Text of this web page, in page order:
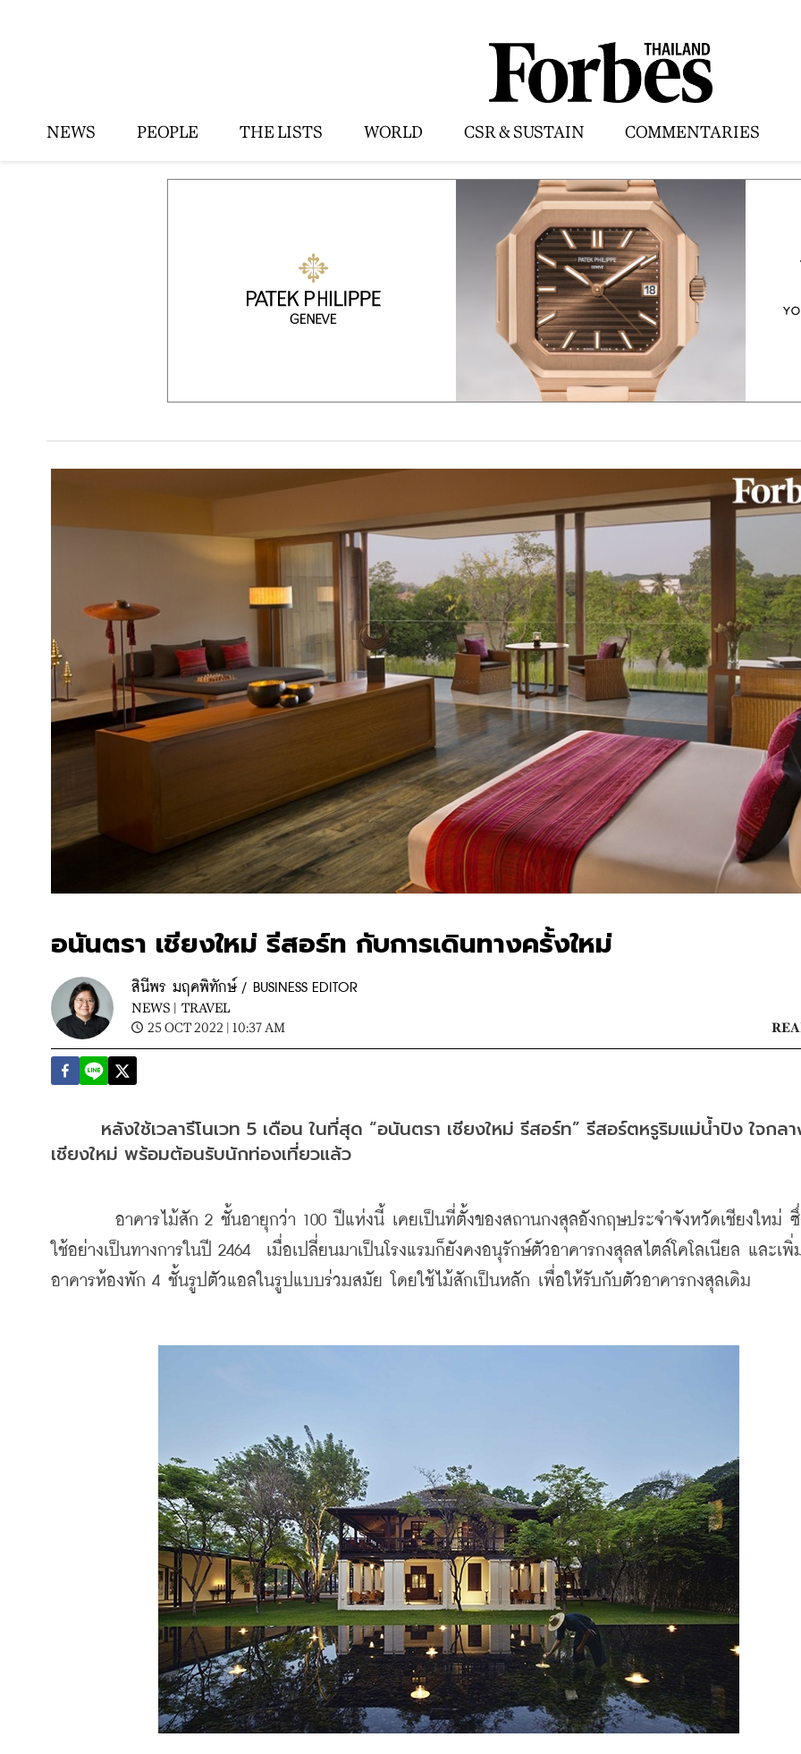
NEWS PEOPLE THE LISTS WORLD CSR & SUSTAIN COMMENTARIES
อนันตรา เชียงใหม่ รีสอร์ท กับการเดินทางครั้งใหม่
สินีพร มฤคพิทักษ์ / BUSINESS EDITOR
NEWS | TRAVEL
25 OCT 2022 | 10:37 AM
เชียงใหม่ พร้อมต้อนรับนักท่องเที่ยวแล้ว
ใช้อย่างเป็นทางการในปี 2464  เมื่อเปลี่ยนมาเป็นโรงแรมก็ยังคงอนุรักษ์ตัวอาคารกงสุลสไตล์โคโลเนียล และเพิ่
อาคารห้องพัก 4 ชั้นรูปตัวแอลในรูปแบบร่วมสมัย โดยใช้ไม้สักเป็นหลัก เพื่อให้รับกับตัวอาคารกงสุลเดิม